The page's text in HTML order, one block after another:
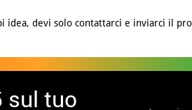
idea, devi solo contattarci e inviarci il
sul tuo